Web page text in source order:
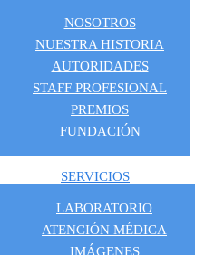
NOSOTROS
NUESTRA HISTORIA
AUTORIDADES
STAFF PROFESIONAL
PREMIOS
FUNDACIÓN
SERVICIOS
LABORATORIO
ATENCIÓN MÉDICA
IMÁGENES